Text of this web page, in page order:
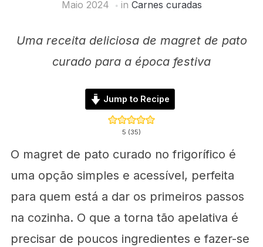
Maio 2024
in Carnes curadas
Uma receita deliciosa de magret de pato
curado para a época festiva
Jump to Recipe
5 (35)
O magret de pato curado no frigorífico é
uma opção simples e acessível, perfeita
para quem está a dar os primeiros passos
na cozinha. O que a torna tão apelativa é
precisar de poucos ingredientes e fazer-se